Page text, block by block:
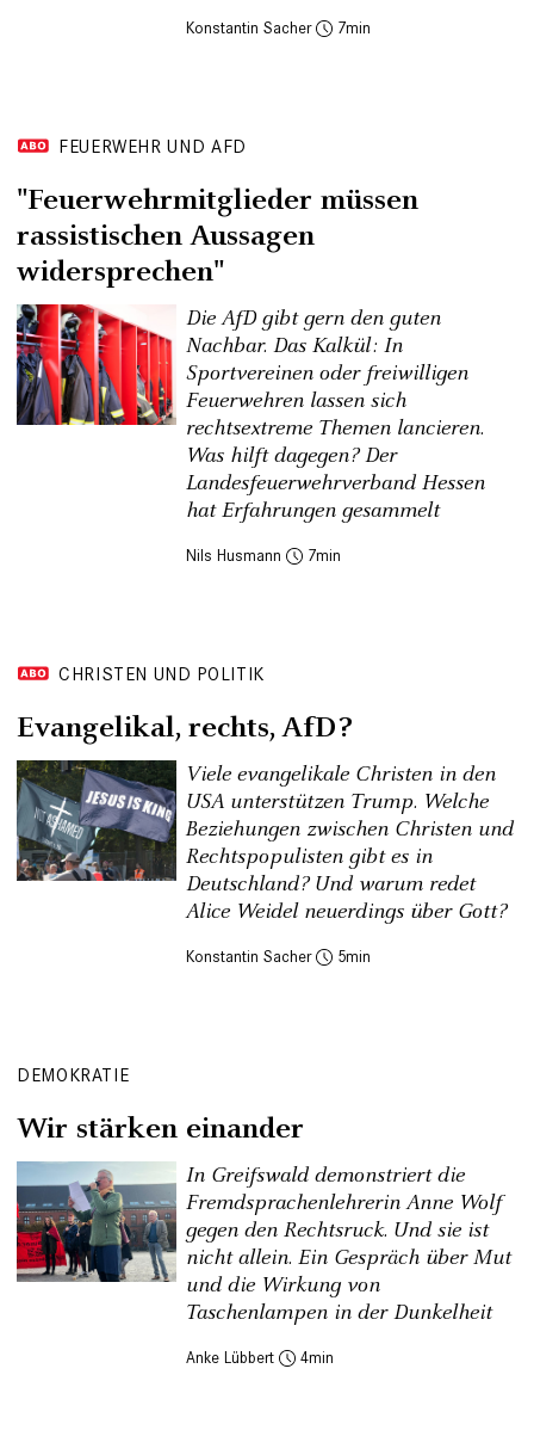
Konstantin Sacher 7
FEUERWEHR UND AFD
"Feuerwehrmitglieder müssen
rassistischen Aussagen
widersprechen"
Die AfD gibt gern den guten
Nachbar. Das Kalkül: In
Sportvereinen oder freiwilligen
Feuerwehren lassen sich
rechtsextreme Themen lancieren.
Was hilft dagegen? Der
Landesfeuerwehrverband Hessen
hat Erfahrungen gesammelt
Nils Husmann 7
CHRISTEN UND POLITIK
Evangelikal, rechts, AfD?
Viele evangelikale Christen in den
USA unterstützen Trump. Welche
Beziehungen zwischen Christen und
Rechtspopulisten gibt es in
Deutschland? Und warum redet
Alice Weidel neuerdings über Gott?
Konstantin Sacher 5
DEMOKRATIE
Wir stärken einander
In Greifswald demonstriert die
Fremdsprachenlehrerin Anne Wolf
gegen den Rechtsruck. Und sie ist
nicht allein. Ein Gespräch über Mut
und die Wirkung von
Taschenlampen in der Dunkelheit
Anke Lübbert 4